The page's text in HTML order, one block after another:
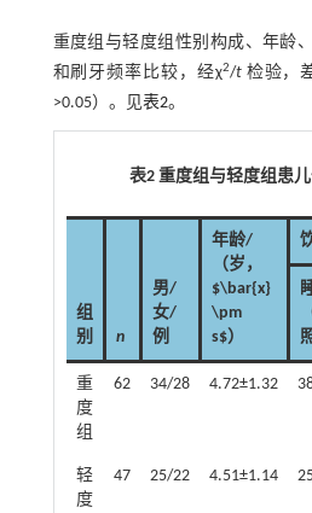
重度组与轻度组性别构成、年龄
和刷牙频率比较，经χ2/t检验，
>0.05）。见表2。
表2 重度组与轻度组患
组
别
n
男/
女/
例
年龄/
（岁，
$\bar{x}
\pm
s$）
重
度
组
62 34/28 4.72±1.32
轻
度
47 25/22 4.51±1.14